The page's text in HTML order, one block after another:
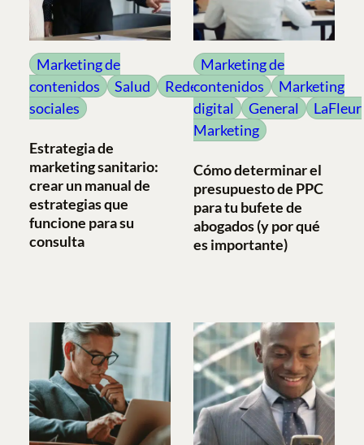
Marketing de
contenidos
Salud
Redes
sociales
Estrategia de
marketing sanitario:
crear un manual de
estrategias que
funcione para su
consulta
Marketing de
contenidos
Marketing
digital
General
LaFleur
Marketing
Cómo determinar el
presupuesto de PPC
para tu bufete de
abogados (y por qué
es importante)